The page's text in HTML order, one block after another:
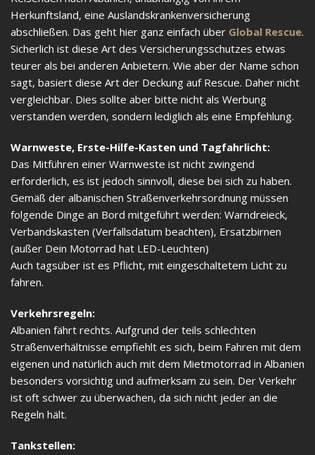
Herkunftsland, eine Auslandskrankenversicherung
abschließen. Das geht hier ganz einfach über Global Rescue.
Sicherlich ist diese Art des Versicherungsschutzes etwas
teurer als bei anderen Anbietern. Wie aber der Name schon
sagt, basiert diese Art der Deckung auf Rescue. Daher nicht
vergleichbar. Dies sollte aber bitte nicht als Werbung
verstanden werden, sondern lediglich als eine Empfehlung.
Warnweste, Erste-Hilfe-Kasten und Tagfahrlicht:
Das Mitführen einer Warnweste ist nicht zwingend
erforderlich, es ist jedoch sinnvoll, diese bei sich zu haben.
Gemäß der albanischen Straßenverkehrsordnung müssen
folgende Dinge an Bord mitgeführt werden: Warndreieck,
Verbandskasten (Verfallsdatum beachten), Ersatzbirnen
(außer Dein Motorrad hat LED-Leuchten)
Auch tagsüber ist es Pflicht, mit eingeschaltetem Licht zu
fahren.
Verkehrsregeln:
Albanien fährt rechts. Aufgrund der teils schlechten
Straßenverhältnisse empfiehlt es sich, beim Fahren mit dem
eigenen und natürlich auch mit dem Mietmotorrad in Albanien
besonders vorsichtig und aufmerksam zu sein. Der Verkehr
ist oft schwer zu überwachen, da sich nicht jeder an die
Regeln hält.
Tankstellen: